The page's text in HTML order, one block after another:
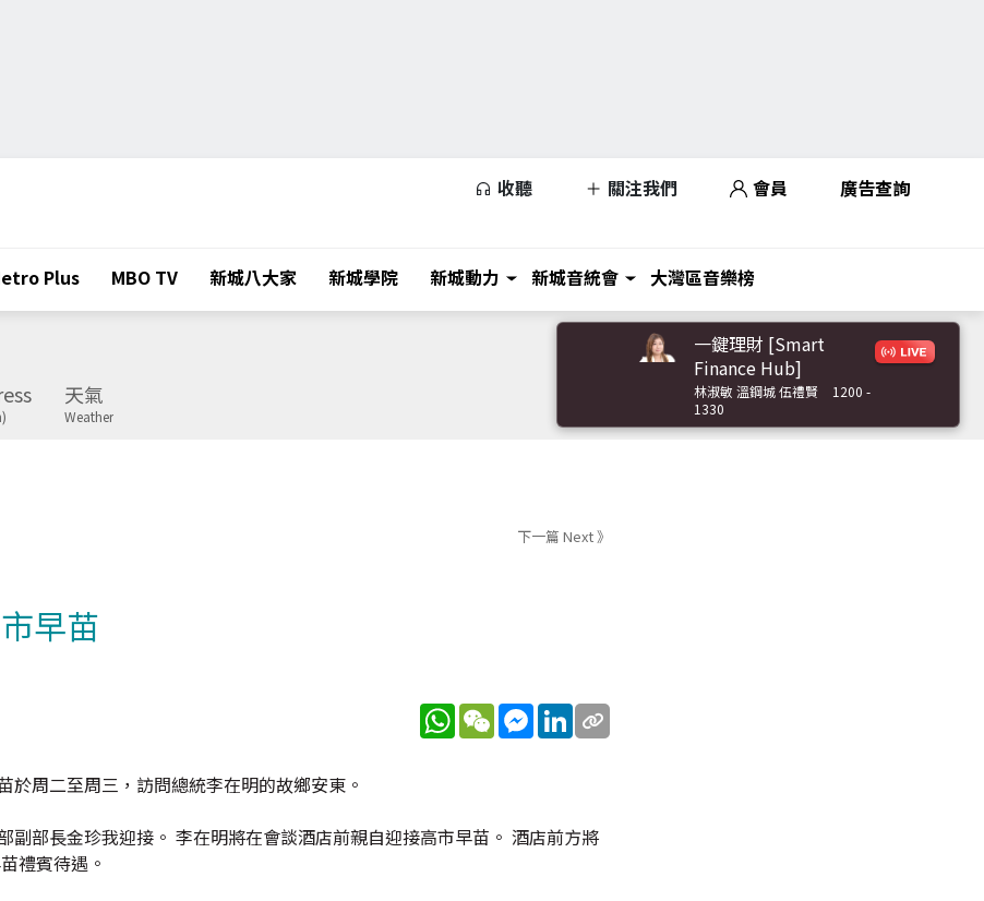
收聽 關注我們 會員 廣告查詢
Plus MBO TV 新城八大家 新城學院 新城動力 新城音統會 大灣區音樂榜
天氣
Weather
一鍵理財 [Smart
Finance Hub]
林淑敏 溫鋼城 伍禮賢
1200 -
1330
下一篇 Next 》
早苗
WhatsApp
WeChatMessenger
LinkedIn
周二至周三，訪問總統李在明的故鄉安東。
部長金珍我迎接。 李在明將在會談酒店前親自迎接高市早苗。 酒店前方將
禮賓待遇。